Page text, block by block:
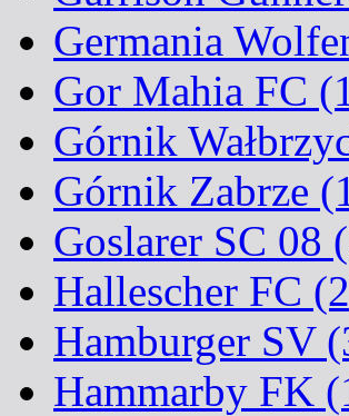
Germania
Gor Mahia FC
Górnik
Górnik Zabrze
Goslarer SC 08
Hallescher FC
Hamburger SV
Hammarby FK